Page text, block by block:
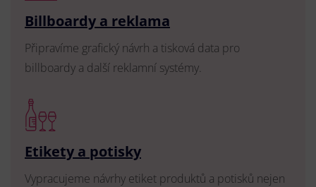
Billboardy a reklama
Připravíme grafický návrh a tisková data pro
billboardy a další reklamní systémy.
Etikety a potisky
Vypracujeme návrhy etiket produktů a potisků nejen